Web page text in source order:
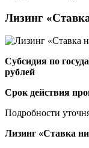
Лизинг
Субсидия по
рублей
Срок действия
Подробности
Лизинг «Ставка